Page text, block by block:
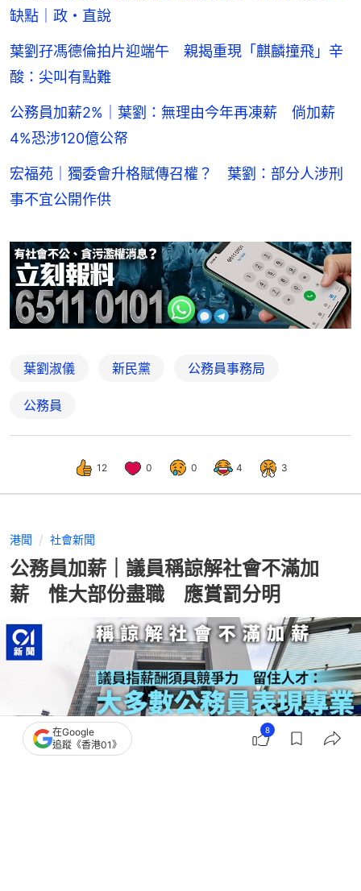
缺點｜政・直說
葉劉孖馮德倫拍片迎端午 親揭重現「麒麟撞飛」辛
酸：尖叫有點難
公務員加薪2%｜葉劉：無理由今年再凍薪 倘加薪
4%恐涉120億公帑
宏福苑｜獨委會升格賦傳召權？ 葉劉：部分人涉刑
事不宜公開作供
葉劉淑儀 新民黨 公務員事務局
公務員
12 0 0 4 3
港聞 社會新聞
公務員加薪｜議員稱諒解社會不滿加
薪 惟大部份盡職 應賞罰分明
在Google
追蹤《香港01》
8